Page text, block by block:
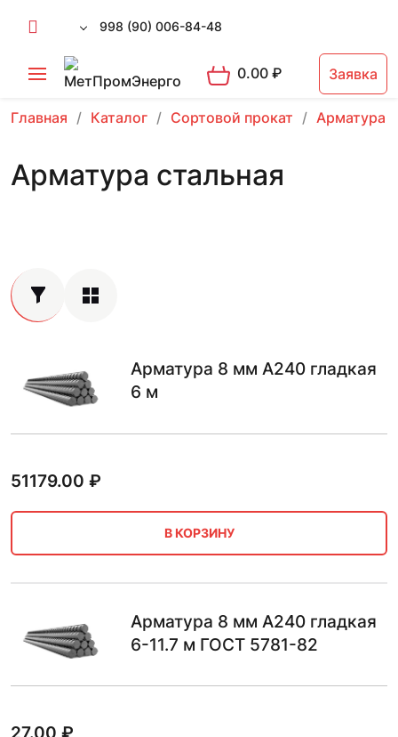
998 (90) 006-84-48
0.00₽ Заявка
Главная Каталог Сортовой прокат Арматура
Арматура стальная
Арматура 8 мм А240 гладкая
6 м
51179.00 ₽
В КОРЗИНУ
Арматура 8 мм А240 гладкая
6-11.7 м ГОСТ 5781-82